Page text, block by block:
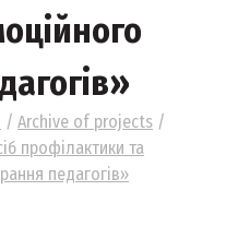
/ Archive of projects /
профілактики та
педагогів»